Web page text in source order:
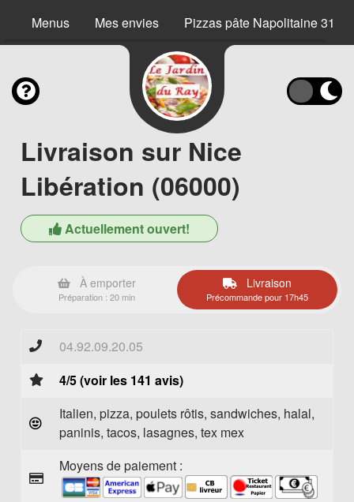
Menus Mes envies Pizzas pâte Napolitaine 31 cm
Livraison sur Nice
Libération (06000)
Actuellement ouvert!
À emporter
Préparation : 20 min
Livraison
Précommande pour 17h45
04.92.09.20.05
4/5 (voir les 141 avis)
Italien, pizza, poulets rôtis, sandwiches, halal,
paninis, tacos, lasagnes, tex mex
Moyens de paiement :